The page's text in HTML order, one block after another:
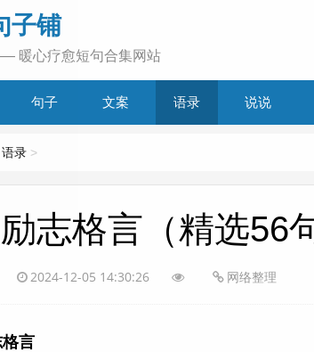
子铺
暖心疗愈短句合集网站
句子 文案 语录 说说
语录 >
志格言（精选56
2024-12-05 14:30:26 网络整理
言